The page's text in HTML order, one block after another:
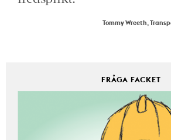
Tommy Wreeth,
FRÅGA FACKET